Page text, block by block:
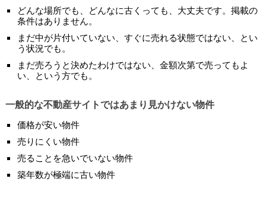
どんな場所でも、どんなに古くっても、大丈夫です。掲載の
条件はありません。
まだ中が片付いていない、すぐに売れる状態ではない、とい
う状況でも。
まだ売ろうと決めたわけではない、金額次第で売ってもよ
い、という方でも。
一般的な不動産サイトではあまり見かけない物件
価格が安い物件
売りにくい物件
売ることを急いでいない物件
築年数が極端に古い物件